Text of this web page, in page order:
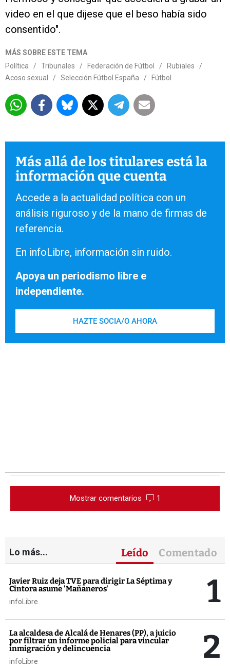
video en el que dijese que el beso había sido
consentido".
MÁS SOBRE ESTE TEMA
Política
/ Tribunales / Federación de Fútbol / Rubiales
/
Acoso sexual
/ Selección Fútbol España / Fútbol
Más allá de los titulares está la
información que cuenta
Accede a la actualidad política con un
análisis riguroso y de la mano de firmas de
referencia.
En infoLibre, información sin ruido.
Apoya un periodismo libre e
independiente.
HAZTE SOCIA/O AHORA
Mostrar comentarios 1
Lo más... Leído Comentado
Javier Ruiz deja TVE para dirigir La Séptima y
Cintora asume 'Mañaneros'
infoLibre 1
La alcaldesa de Alcalá de Henares (PP), a juicio
por filtrar un informe policial para vincular
inmigración y delincuencia
infoLibre 2